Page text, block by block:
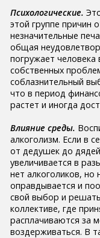
Психологические.
этой группе причин
незначительные
общая
погружает
собственных
соблазнительный
что в период
растет и иногда
Влияние среды.
алкоголизм. Если в
от дедушек до
увеличивается в
нет алкоголиков, но
оправдывается и
свой выбор и
коллективе, где
расплачиваются за
воздерживаться. В